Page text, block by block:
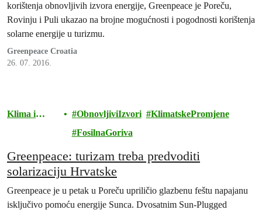
korištenja obnovljivih izvora energije, Greenpeace je Poreču,
Rovinju i Puli ukazao na brojne mogućnosti i pogodnosti korištenja
solarne energije u turizmu.
Greenpeace Croatia
26. 07. 2016.
Klima i
ObnovljiviIzvori
KlimatskePromjene
FosilnaGoriva
Greenpeace: turizam treba predvoditi
solarizaciju Hrvatske
Greenpeace je u petak u Poreču upriličio glazbenu feštu napajanu
isključivo pomoću energije Sunca. Dvosatnim Sun-Plugged